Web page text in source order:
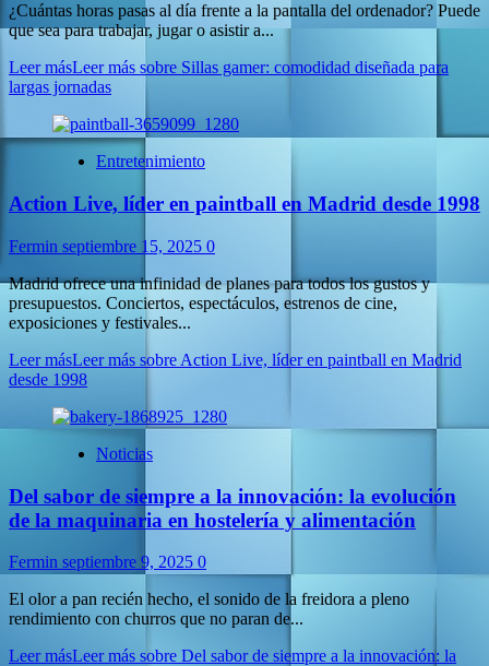
¿Cuántas horas pasas al día frente a la pantalla del ordenador? Puede
que sea para trabajar, jugar o asistir a...
Leer másLeer más sobre Sillas gamer: comodidad diseñada para
largas jornadas
Entretenimiento
Action Live, líder en paintball en Madrid desde 1998
Fermin septiembre 15, 2025 0
Madrid ofrece una infinidad de planes para todos los gustos y
presupuestos. Conciertos, espectáculos, estrenos de cine,
exposiciones y festivales...
Leer másLeer más sobre Action Live, líder en paintball en Madrid
desde 1998
Noticias
Del sabor de siempre a la innovación: la evolución
de la maquinaria en hostelería y alimentación
Fermin septiembre 9, 2025 0
El olor a pan recién hecho, el sonido de la freidora a pleno
rendimiento con churros que no paran de...
Leer másLeer más sobre Del sabor de siempre a la innovación: la